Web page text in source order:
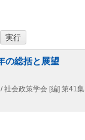
の総括と展望
社会政策学会 [編] 第41集